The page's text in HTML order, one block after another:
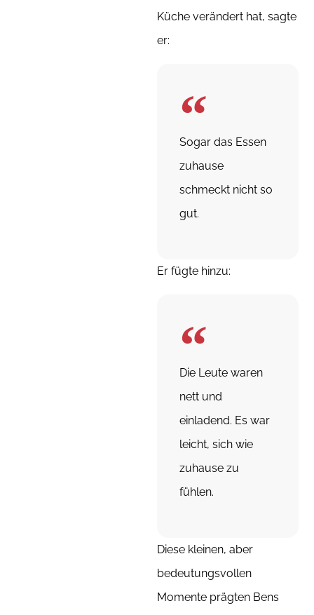
Küche verändert hat, sagte
er:
Sogar das Essen
zuhause
schmeckt nicht so
gut.
Er fügte hinzu:
Die Leute waren
nett und
einladend. Es war
leicht, sich wie
zuhause zu
fühlen.
Diese kleinen, aber
bedeutungsvollen
Momente prägten Bens